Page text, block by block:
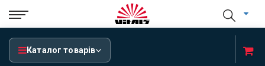
Каталог товарів